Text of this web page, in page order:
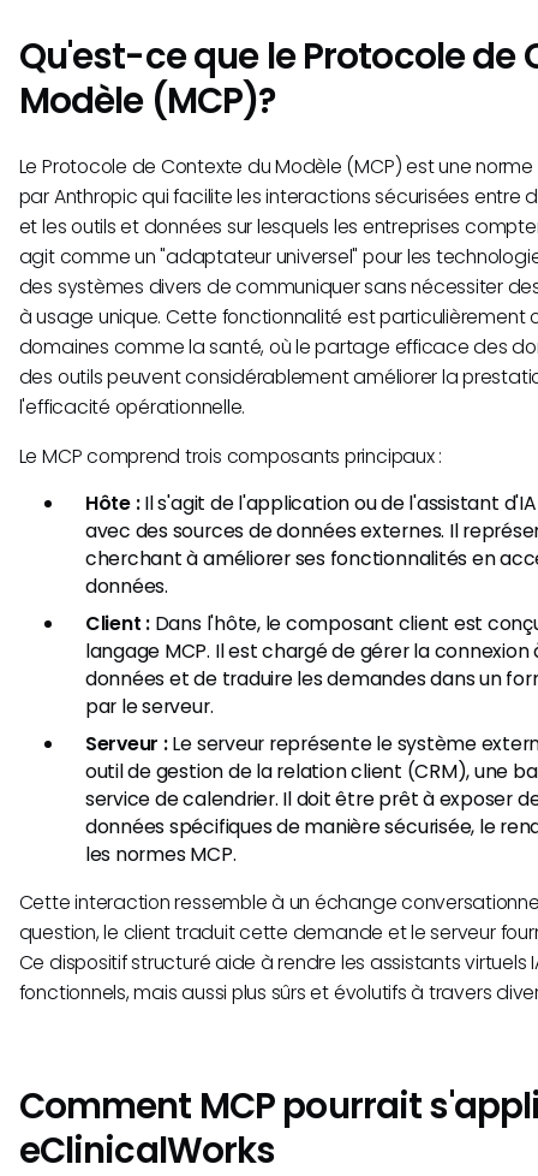
Qu'est-ce que le Protocole de
Modèle (MCP)?
Le Protocole de Contexte du Modèle (MCP) est une
par Anthropic qui facilite les interactions sécurisées entre
et les outils et données sur lesquels les entreprises
agit comme un "adaptateur universel" pour les
des systèmes divers de communiquer sans nécessiter
à usage unique. Cette fonctionnalité est particulièrement
domaines comme la santé, où le partage efficace des
des outils peuvent considérablement améliorer la
l'efficacité opérationnelle.
Le MCP comprend trois composants principaux :
Hôte :Il s'agit de l'application ou de l'assistant
avec des sources de données externes. Il
cherchant à améliorer ses fonctionnalités en
données.
Client :Dans l'hôte, le composant client est
langage MCP. Il est chargé de gérer la
données et de traduire les demandes dans un
par le serveur.
Serveur :Le serveur représente le système
outil de gestion de la relation client (CRM), une
service de calendrier. Il doit être prêt à exposer
données spécifiques de manière sécurisée, le
les normes MCP.
Cette interaction ressemble à un échange
question, le client traduit cette demande et le serveur
Ce dispositif structuré aide à rendre les assistants virtuels
fonctionnels, mais aussi plus sûrs et évolutifs à travers
Comment MCP pourrait
eClinicalWorks